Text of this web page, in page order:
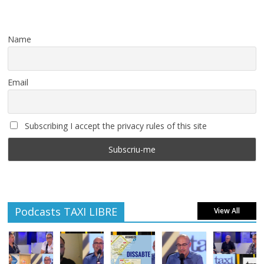
Name
Email
Subscribing I accept the privacy rules of this site
Podcasts TAXI LIBRE View All